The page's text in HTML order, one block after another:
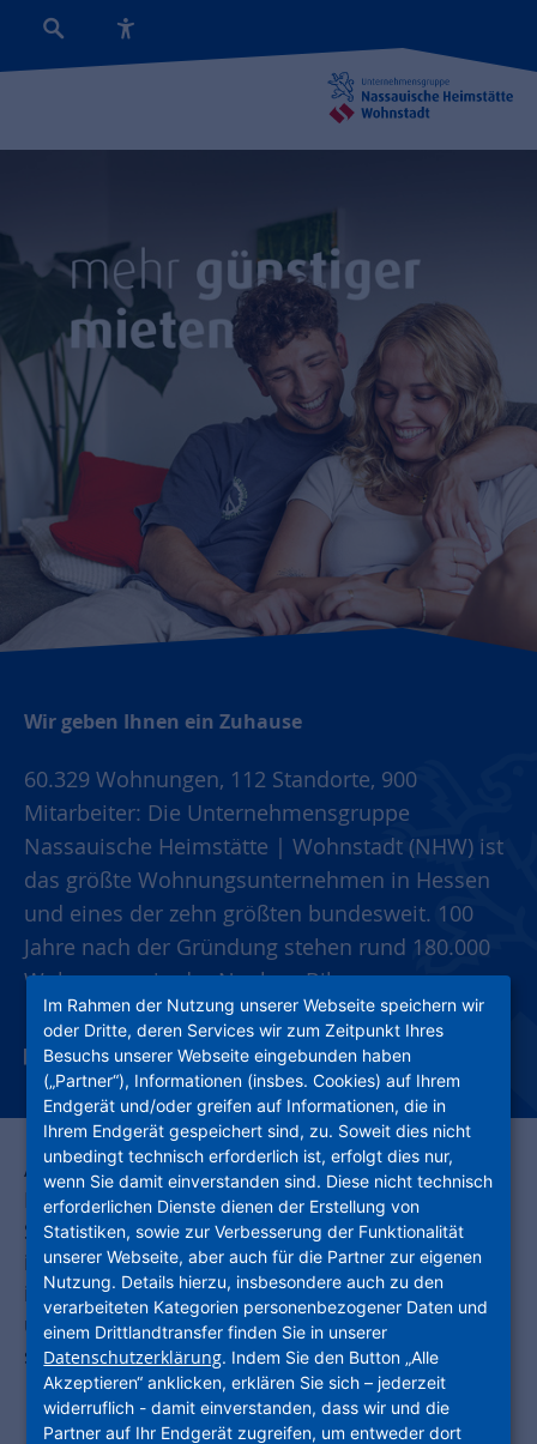
Wir geben Ihnen ein Zuhause
60.329 Wohnungen, 112 Standorte, 900
Mitarbeiter: Die Unternehmensgruppe
Nassauische Heimstätte | Wohnstadt (NHW) ist
das größte Wohnungsunternehmen in Hessen
und eines der zehn größten bundesweit. 100
Jahre nach der Gründung stehen rund 180.000
Wohnungen in der Neubau-Bilanz.
Aktuell betreuen rund 260 Mitarbeiterinnen und
Mitarbeiter in vier Regional- und 13
Servicecentern unseren Wohnungsbestand. Wir
investieren jedes Jahr über 100 Millionen Euro
in die Modernisierung und Instandhaltung
unserer Wohnungen, die zur Hälfte einer
sozialen Mietpreisbindung unterliegen.
Im Rahmen der Nutzung unserer Webseite speichern wir
oder Dritte, deren Services wir zum Zeitpunkt Ihres
Besuchs unserer Webseite eingebunden haben
(„Partner“), Informationen (insbes. Cookies) auf Ihrem
Endgerät und/oder greifen auf Informationen, die in
Ihrem Endgerät gespeichert sind, zu. Soweit dies nicht
unbedingt technisch erforderlich ist, erfolgt dies nur,
wenn Sie damit einverstanden sind. Diese nicht technisch
erforderlichen Dienste dienen der Erstellung von
Statistiken, sowie zur Verbesserung der Funktionalität
unserer Webseite, aber auch für die Partner zur eigenen
Nutzung. Details hierzu, insbesondere auch zu den
verarbeiteten Kategorien personenbezogener Daten und
einem Drittlandtransfer finden Sie in unserer
Datenschutzerklärung. Indem Sie den Button „Alle
Akzeptieren“ anklicken, erklären Sie sich – jederzeit
widerruflich - damit einverstanden, dass wir und die
Partner auf Ihr Endgerät zugreifen, um entweder dort